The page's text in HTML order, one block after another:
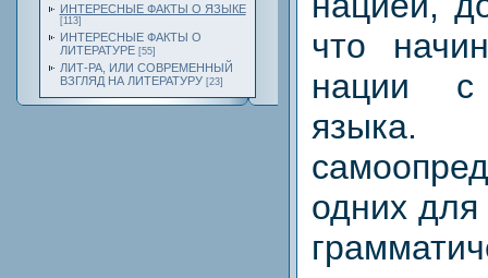
ИНТЕРЕСНЫЕ ФАКТЫ О ЯЗЫКЕ
[113]
ИНТЕРЕСНЫЕ ФАКТЫ О
ЛИТЕРАТУРЕ [55]
ЛИТ-РА, ИЛИ СОВРЕМЕННЫЙ
ВЗГЛЯД НА ЛИТЕРАТУРУ [23]
что
нации
одних для